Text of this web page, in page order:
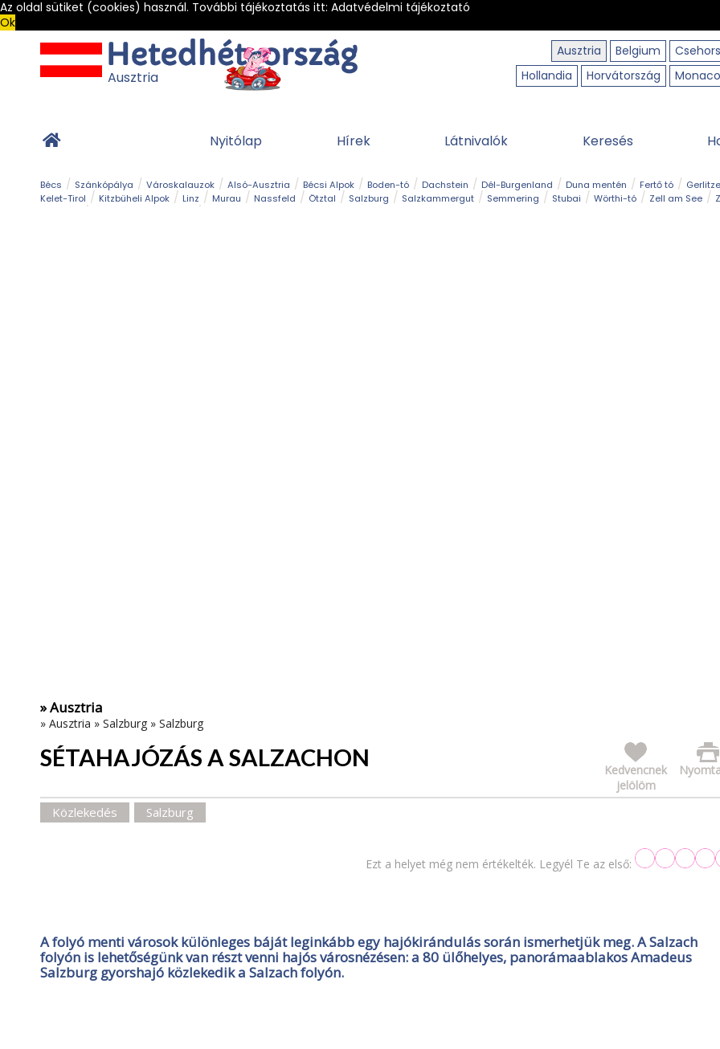
Az oldal sütiket (cookies) használ. További tájékoztatás itt: Adatvédelmi tájékoztató
Ok
Ausztria
Belgium
Hollandia
Horvátország Monaco
Ausztria
Nyitólap Hírek Látnivalók Keresés
Bécs Szánkópálya Városkalauzok Alsó-Ausztria Bécsi Alpok Boden-tó Dachstein Dél-Burgenland Duna mentén Fertő tó
Kelet-Tirol
Kitzbüheli Alpok Linz Murau Nassfeld Ötztal Salzburg Salzkammergut Semmering Stubai Wörthi-tó Zell am See
» Ausztria
» Ausztria » Salzburg » Salzburg
SÉTAHAJÓZÁS A SALZACHON
Kedvencnek
jelölöm
Közlekedés Salzburg
Ezt a helyet még nem értékelték. Legyél Te az első:
A folyó menti városok különleges báját leginkább egy hajókirándulás során ismerhetjük meg. A Salzach
folyón is lehetőségünk van részt venni hajós városnézésen: a 80 ülőhelyes, panorámaablakos Amadeus
Salzburg gyorshajó közlekedik a Salzach folyón.